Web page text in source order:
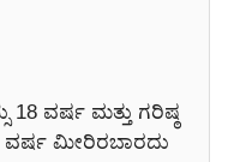
18 ವರ್ಷ ಮತ್ತು ಗರಿಷ್ಠ
ವರ್ಷ ಮೀರಿರಬಾರದು